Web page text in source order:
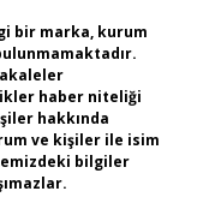
bir marka, kurum
haber niteliği
hakkında
ve kişiler ile isim
bilgiler